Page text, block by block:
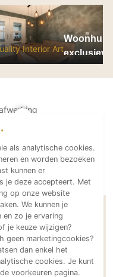
Interior Art
Woonhuis
exclusieve
Interior Art
als analytische cookies.
en worden bezoeken
kunnen er
je deze accepteert. Met
op onze website
We kunnen je
en zo je ervaring
je keuze wijzigen?
geen marketingcookies?
dan enkel het
cookies. Je kunt
voorkeuren pagina.